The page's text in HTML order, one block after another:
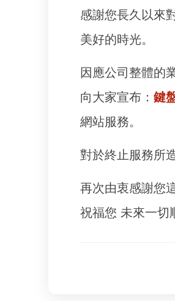
感謝您長久以來
美好的時光。
因應公司整體的
向大家宣布： 鍵
網站服務。
對於終止服務所
再次由衷感謝您
祝福您 未來一切